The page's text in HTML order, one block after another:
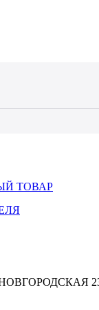
ТОВАР
НОВГОРОДСКАЯ